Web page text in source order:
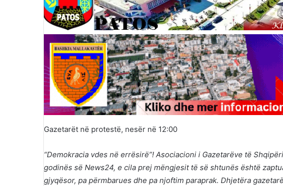
Gazetarët në protestë, nesër në 12:00
“Demokracia vdes në errësirë”! Asociacioni i Gazetarëve të
godinës së News24, e cila prej mëngjesit të së shtunës është
gjyqësor, pa përmbarues dhe pa njoftim paraprak. Dhjetëra